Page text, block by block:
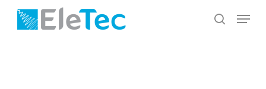
Salta
cerca
Menu